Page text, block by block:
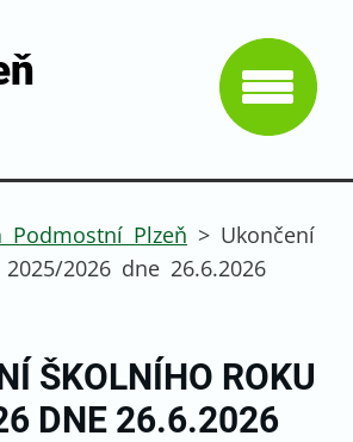
Podmostní Plzeň > Ukončení
2026 dne 26.6.2026
ŠKOLNÍHO ROKU
DNE 26.6.2026